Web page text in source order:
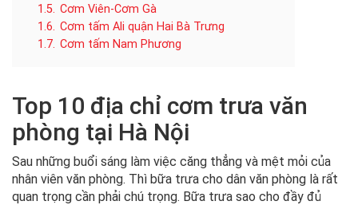
1.5. Cơm Viên-Cơm Gà
1.6. Cơm tấm Ali quận Hai Bà Trưng
1.7. Cơm tấm Nam Phương
Top 10 địa chỉ cơm trưa văn
phòng tại Hà Nội
Sau những buổi sáng làm việc căng thẳng và mệt mỏi của
nhân viên văn phòng. Thì bữa trưa cho dân văn phòng là rất
quan trọng cần phải chú trọng. Bữa trưa sao cho đầy đủ